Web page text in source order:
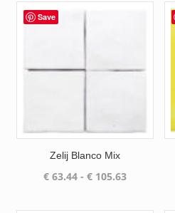
Save
Zelij Blanco Mix
€63.44 - €105.63Prijsklasse: